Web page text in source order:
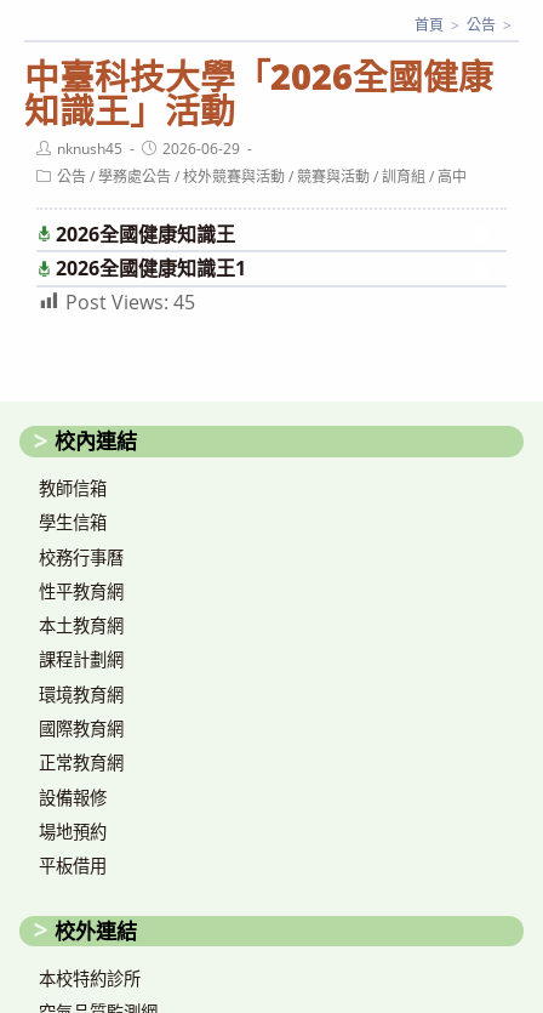
中臺科技大學「2026全國健康
知識王」活動
首頁 > 公告 >
Post
author:
nknush45
Post
published:
2026-06-29
Post公告/學務處公告/校外競賽與活動/競賽與活動/訓育組 /高中
2026全國健康知識王
2026全國健康知識王1
Post Views: 45
校內連結
教師信箱
學生信箱
校務行事曆
性平教育網
本土教育網
課程計劃網
環境教育網
國際教育網
正常教育網
設備報修
場地預約
平板借用
校外連結
本校特約診所